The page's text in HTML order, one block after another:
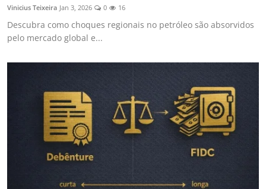
Vinicius Teixeira Jan 3, 2026 0 16
Descubra como choques regionais no petróleo são absorvidos
pelo mercado global e...